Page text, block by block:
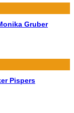
Gruber
Pispers